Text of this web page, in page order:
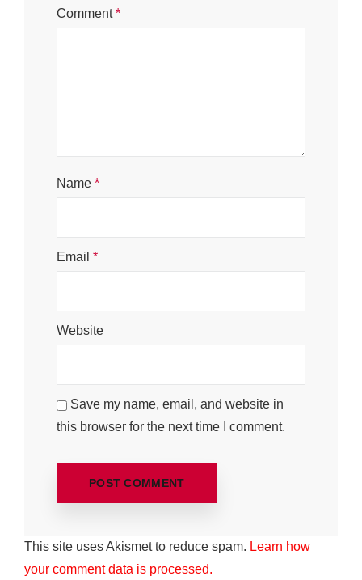
Comment*
Name *
Email *
Website
Save my name, email, and website in
this browser for the next time I comment.
This site uses Akismet to reduce spam. Learn how
your comment data is processed.